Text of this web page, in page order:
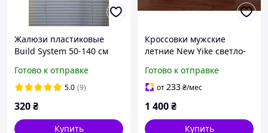
Жалюзи пластиковые
Build System 50-140 см
Готово к отправке
5.0 (9)
320₴
Купить
Кроссовки мужские
летние New Yike светло-
28.5см)
Готово к отправке
от233₴/мес
1 400₴
Купить